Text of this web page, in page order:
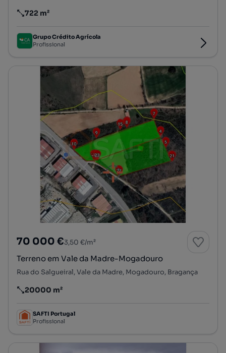
Preço por metro quadrado
722 m²
Grupo Crédito Agrícola
Profissional
70 000 €3,50 €/m²
Terreno em Vale da Madre-Mogadouro
Rua do Salgueiral, Vale da Madre, Mogadouro, Bragança
Preço por metro quadrado
20000 m²
SAFTI Portugal
Profissional